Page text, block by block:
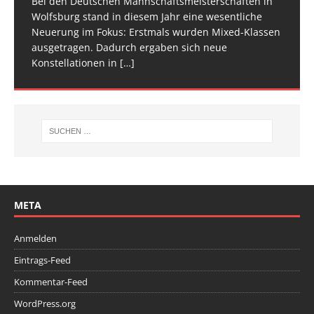
Wolfsburg stand in diesem Jahr eine wesentliche
Neuerung im Fokus: Erstmals wurden Mixed-Klassen
ausgetragen. Dadurch ergaben sich neue
Konstellationen in […]
[…]
[…]
Spitze im Trampolinturnen in Biberach an der Riß
(Baden-Württemberg) zu einem hochkarätigen
Wettkampfwochenende: Am Samstag standen die
Deutschen[…]
META
Anmelden
Eintrags-Feed
Kommentar-Feed
WordPress.org